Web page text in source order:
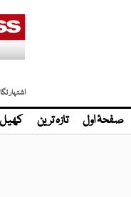
اشتہار
صفحۂ اول تازہ ترین کھیل